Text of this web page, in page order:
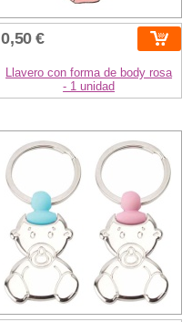
0,50 €
Llavero con forma de body rosa
- 1 unidad